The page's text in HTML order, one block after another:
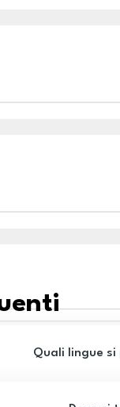
Quali lingue si